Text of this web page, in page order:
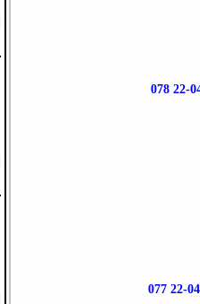
078 22-
077 22-